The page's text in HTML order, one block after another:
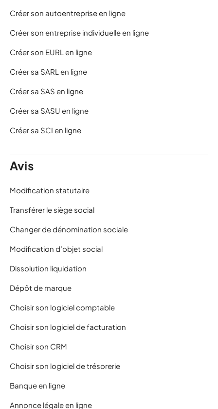
Créer son autoentreprise en ligne
Créer son entreprise individuelle en ligne
Créer son EURL en ligne
Créer sa SARL en ligne
Créer sa SAS en ligne
Créer sa SASU en ligne
Créer sa SCI en ligne
Avis
Modification statutaire
Transférer le siège social
Changer de dénomination sociale
Modification d’objet social
Dissolution liquidation
Dépôt de marque
Choisir son logiciel comptable
Choisir son logiciel de facturation
Choisir son CRM
Choisir son logiciel de trésorerie
Banque en ligne
Annonce légale en ligne